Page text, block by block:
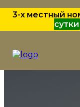
3-х местный
сутки